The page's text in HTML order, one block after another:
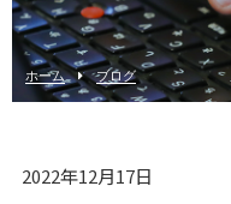
ホーム ブログ
2022年12月17日